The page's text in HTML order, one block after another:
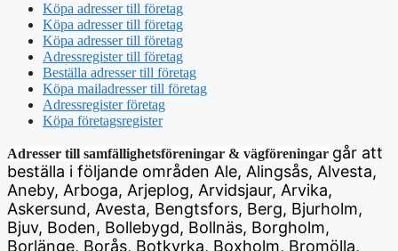
Köpa adresser till företag
Köpa adresser till företag
Köpa adresser till företag
Adressregister till företag
Beställa adresser till företag
Köpa mailadresser till företag
Adressregister företag
Köpa företagsregister
Adresser till samfällighetsföreningar & vägföreningar går att
beställa i följande områden Ale, Alingsås, Alvesta,
Aneby, Arboga, Arjeplog, Arvidsjaur, Arvika,
Askersund, Avesta, Bengtsfors, Berg, Bjurholm,
Bjuv, Boden, Bollebygd, Bollnäs, Borgholm,
Borlänge, Borås, Botkyrka, Boxholm, Bromölla,